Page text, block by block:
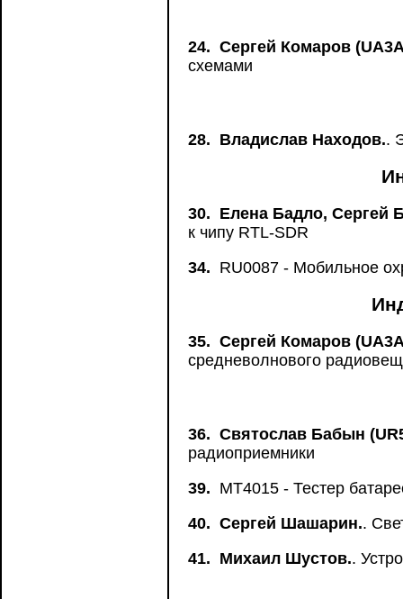
24. Сергей Комаров
схемами
28. Владислав Находов..
30. Елена Бадло, Сергей
к чипу RTL-SDR
34. RU0087 - Мобильное
35. Сергей Комаров
средневолнового
36. Святослав Бабын
радиоприемники
39. MT4015 - Тестер
40. Сергей Шашарин..
41. Михаил Шустов..